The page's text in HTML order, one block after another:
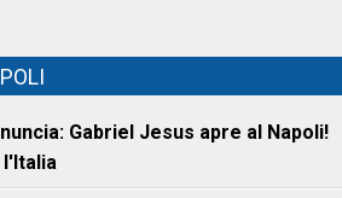
Gabriel Jesus apre al Napoli!
l'Italia